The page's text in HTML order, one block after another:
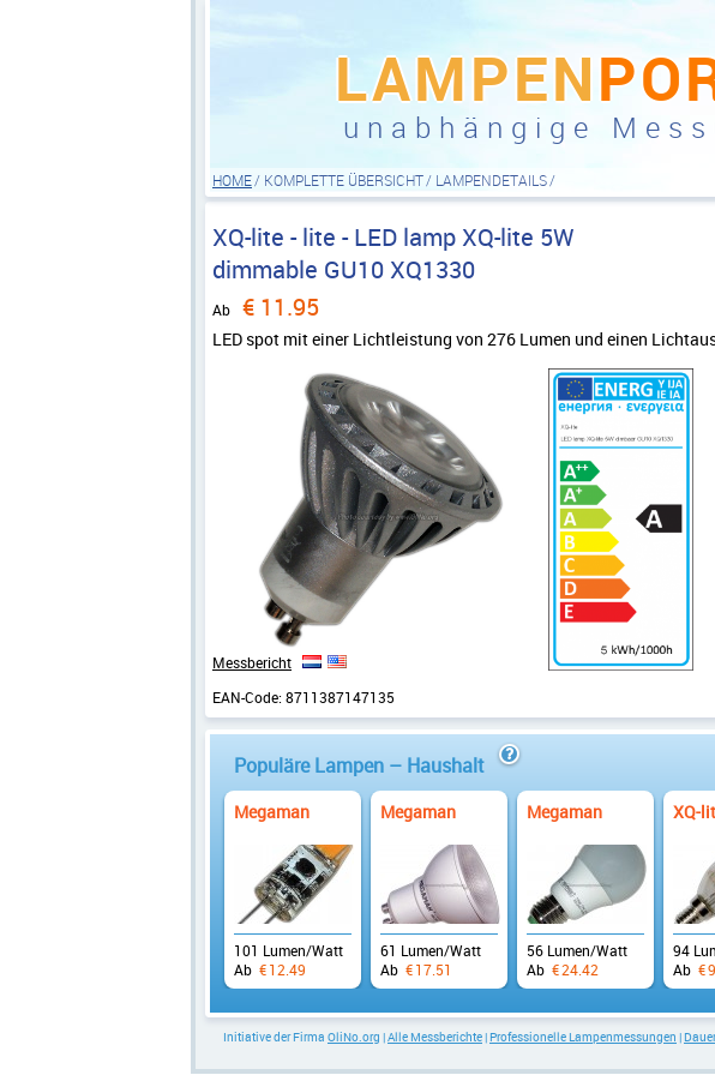
LAMPEN
unabhängige
HOME KOMPLETTE ÜBERSICHT LAMPENDETAILS
XQ-lite - lite - LED lamp XQ-lite 5W
dimmable GU10 XQ1330
Ab € 11.95
LED spot mit einer Lichtleistung von 276 Lumen und einen
Messbericht
EAN-Code:8711387147135
Populäre Lampen – Haushalt info
Megaman
101 Lumen/Watt
Ab €12.49
Megaman
61 Lumen/Watt
Ab €17.51
Megaman
56 Lumen/Watt
Ab €24.42
XQ-
94
Ab €
Initiative der Firma OliNo.org |Alle Messberichte|Professionelle Lampenmessungen |